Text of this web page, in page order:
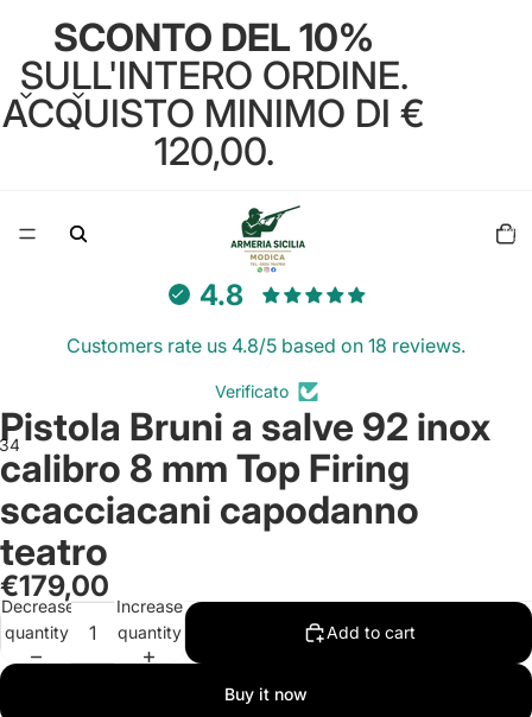
SCONTO DEL 10%
SULL'INTERO ORDINE.
ACQUISTO MINIMO DI €
120,00.
items
in
4.8
Customers rate us 4.8/5 based on 18 reviews.
Verificato
4
image
in
full
screen
image
in
full
screen
image
in
full
screen
image
in
full
screen
Pistola Bruni a salve 92 inox
calibro 8 mm Top Firing
scacciacani capodanno
teatro
€179,00
Decrease
quantity
Increase
quantity
Add to cart
Buy it now